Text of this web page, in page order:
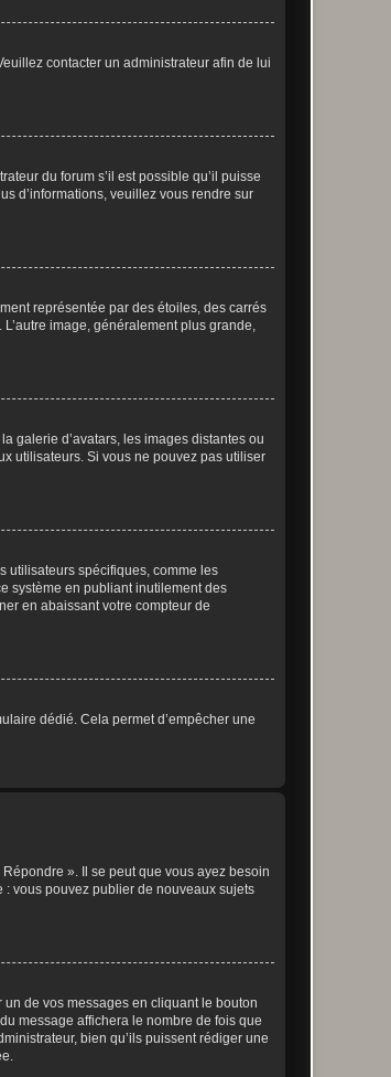
contacter un administrateur afin de lui
du forum s’il est possible qu’il puisse
d’informations, veuillez vous rendre sur
représentée par des étoiles, des carrés
image, généralement plus grande,
galerie d’avatars, les images distantes ou
utilisateurs. Si vous ne pouvez pas utiliser
utilisateurs spécifiques, comme les
système en publiant inutilement des
en abaissant votre compteur de
dédié. Cela permet d’empêcher une
». Il se peut que vous ayez besoin
: vous pouvez publier de nouveaux sujets
de vos messages en cliquant le bouton
message affichera le nombre de fois que
bien qu’ils puissent rédiger une